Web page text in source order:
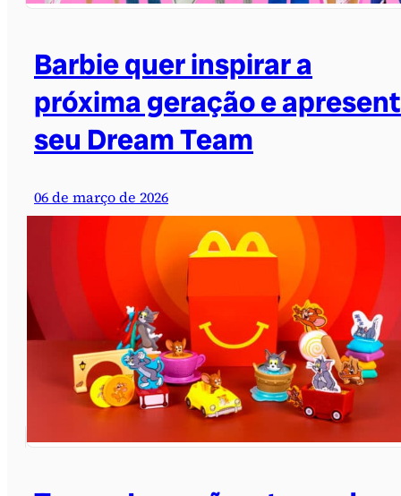
Barbie quer inspirar a
próxima geração e
seu Dream Team
06 de março de 2026